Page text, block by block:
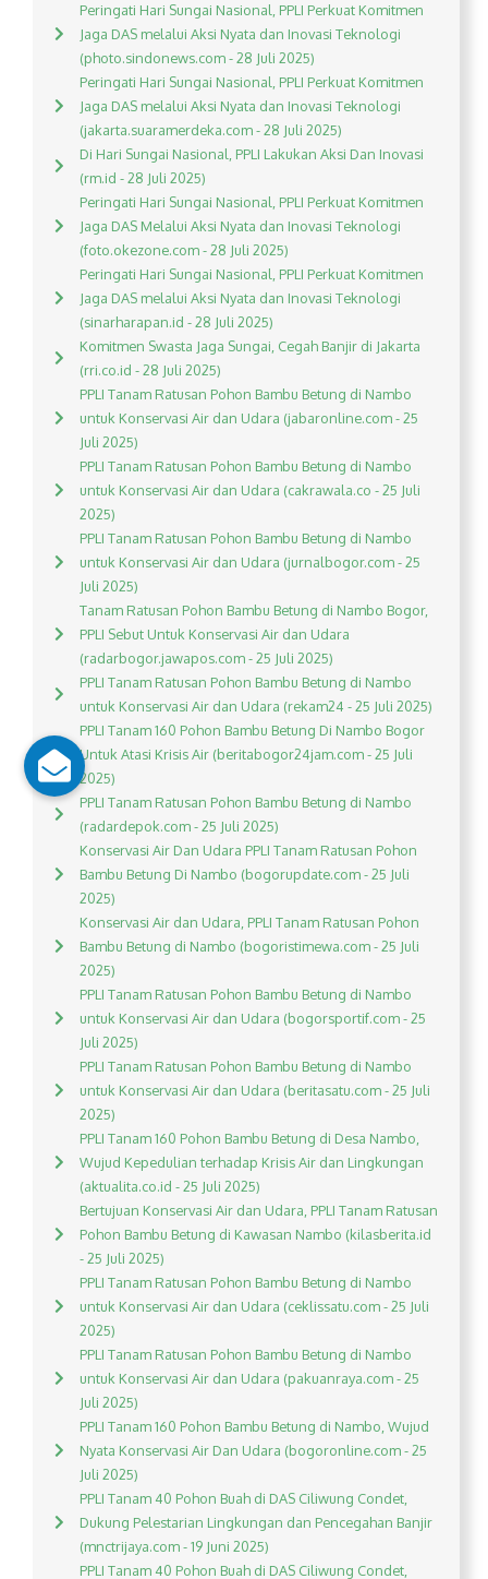
Peringati Hari Sungai Nasional, PPLI Perkuat Komitmen
Jaga DAS melalui Aksi Nyata dan Inovasi Teknologi
(photo.sindonews.com - 28 Juli 2025)
Peringati Hari Sungai Nasional, PPLI Perkuat Komitmen
Jaga DAS melalui Aksi Nyata dan Inovasi Teknologi
(jakarta.suaramerdeka.com - 28 Juli 2025)
Di Hari Sungai Nasional, PPLI Lakukan Aksi Dan Inovasi
(rm.id - 28 Juli 2025)
Peringati Hari Sungai Nasional, PPLI Perkuat Komitmen
Jaga DAS Melalui Aksi Nyata dan Inovasi Teknologi
(foto.okezone.com - 28 Juli 2025)
Peringati Hari Sungai Nasional, PPLI Perkuat Komitmen
Jaga DAS melalui Aksi Nyata dan Inovasi Teknologi
(sinarharapan.id - 28 Juli 2025)
Komitmen Swasta Jaga Sungai, Cegah Banjir di Jakarta
(rri.co.id - 28 Juli 2025)
PPLI Tanam Ratusan Pohon Bambu Betung di Nambo
untuk Konservasi Air dan Udara (jabaronline.com - 25
Juli 2025)
PPLI Tanam Ratusan Pohon Bambu Betung di Nambo
untuk Konservasi Air dan Udara (cakrawala.co - 25 Juli
2025)
PPLI Tanam Ratusan Pohon Bambu Betung di Nambo
untuk Konservasi Air dan Udara (jurnalbogor.com - 25
Juli 2025)
Tanam Ratusan Pohon Bambu Betung di Nambo Bogor,
PPLI Sebut Untuk Konservasi Air dan Udara
(radarbogor.jawapos.com - 25 Juli 2025)
PPLI Tanam Ratusan Pohon Bambu Betung di Nambo
untuk Konservasi Air dan Udara (rekam24 - 25 Juli 2025)
PPLI Tanam 160 Pohon Bambu Betung Di Nambo Bogor
Untuk Atasi Krisis Air (beritabogor24jam.com - 25 Juli
2025)
PPLI Tanam Ratusan Pohon Bambu Betung di Nambo
(radardepok.com - 25 Juli 2025)
Konservasi Air Dan Udara PPLI Tanam Ratusan Pohon
Bambu Betung Di Nambo (bogorupdate.com - 25 Juli
2025)
Konservasi Air dan Udara, PPLI Tanam Ratusan Pohon
Bambu Betung di Nambo (bogoristimewa.com - 25 Juli
2025)
PPLI Tanam Ratusan Pohon Bambu Betung di Nambo
untuk Konservasi Air dan Udara (bogorsportif.com - 25
Juli 2025)
PPLI Tanam Ratusan Pohon Bambu Betung di Nambo
untuk Konservasi Air dan Udara (beritasatu.com - 25 Juli
2025)
PPLI Tanam 160 Pohon Bambu Betung di Desa Nambo,
Wujud Kepedulian terhadap Krisis Air dan Lingkungan
(aktualita.co.id - 25 Juli 2025)
Bertujuan Konservasi Air dan Udara, PPLI Tanam Ratusan
Pohon Bambu Betung di Kawasan Nambo (kilasberita.id
- 25 Juli 2025)
PPLI Tanam Ratusan Pohon Bambu Betung di Nambo
untuk Konservasi Air dan Udara (ceklissatu.com - 25 Juli
2025)
PPLI Tanam Ratusan Pohon Bambu Betung di Nambo
untuk Konservasi Air dan Udara (pakuanraya.com - 25
Juli 2025)
PPLI Tanam 160 Pohon Bambu Betung di Nambo, Wujud
Nyata Konservasi Air Dan Udara (bogoronline.com - 25
Juli 2025)
PPLI Tanam 40 Pohon Buah di DAS Ciliwung Condet,
Dukung Pelestarian Lingkungan dan Pencegahan Banjir
(mnctrijaya.com - 19 Juni 2025)
PPLI Tanam 40 Pohon Buah di DAS Ciliwung Condet,